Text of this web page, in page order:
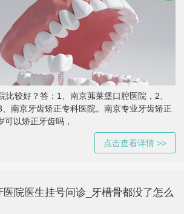
比较好？答：1、南京茀莱堡口腔医院，2、
南京牙齿矫正专科医院。南京专业牙齿矫正
可以矫正牙齿吗，
点击查看详情 >>
院医生挂号问诊_牙槽骨都没了怎么